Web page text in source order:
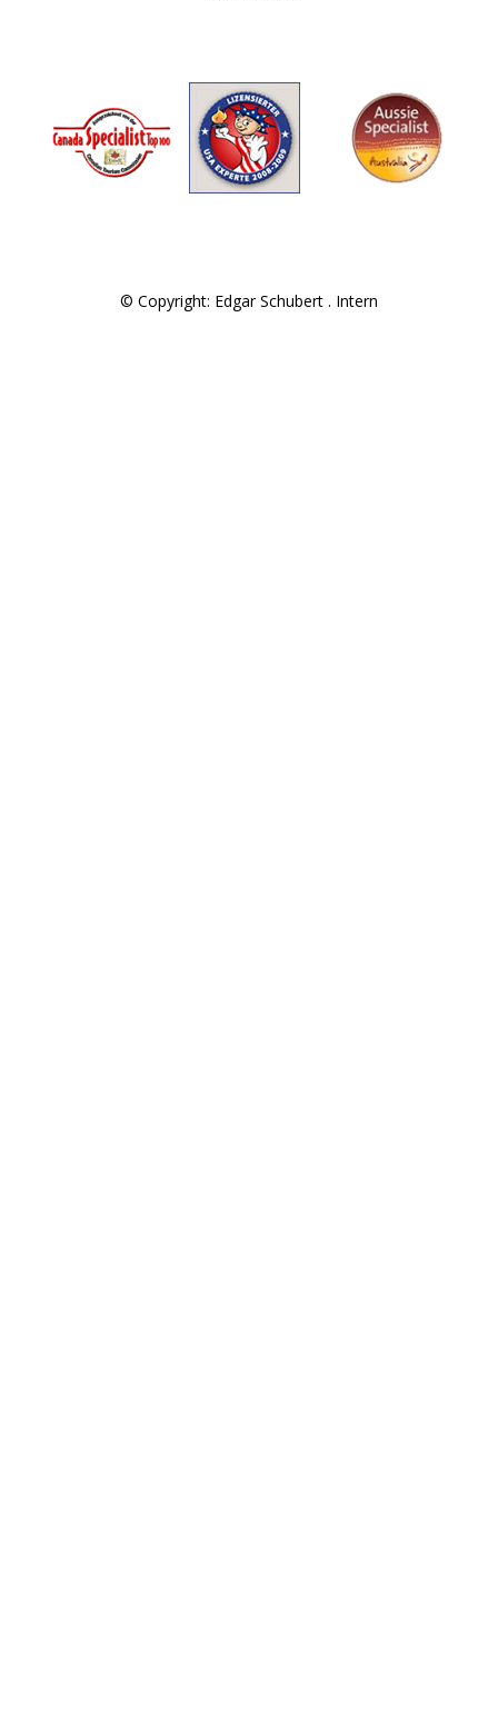
© Copyright: Edgar Schubert . Intern